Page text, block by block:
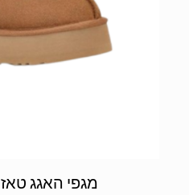
UGG TAZZ מגפי האגג טאז